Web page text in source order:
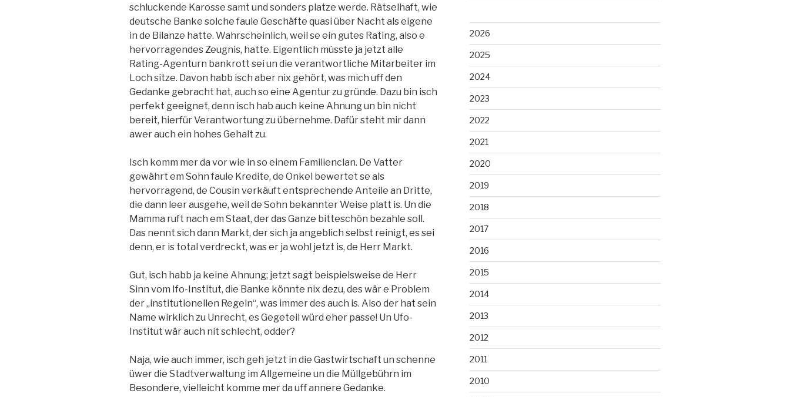
schluckende Karosse samt und sonders platze werde. Rätselhaft, wie
deutsche Banke solche faule Geschäfte quasi über Nacht als eigene
in de Bilanze hatte. Wahrscheinlich, weil se ein gutes Rating, also e
hervorragendes Zeugnis, hatte. Eigentlich müsste ja jetzt alle
Rating-Agenturn bankrott sei un die verantwortliche Mitarbeiter im
Loch sitze. Davon habb isch aber nix gehört, was mich uff den
Gedanke gebracht hat, auch so eine Agentur zu gründe. Dazu bin isch
perfekt geeignet, denn isch hab auch keine Ahnung un bin nicht
bereit, hierfür Verantwortung zu übernehme. Dafür steht mir dann
awer auch ein hohes Gehalt zu.
Isch komm mer da vor wie in so einem Familienclan. De Vatter
gewährt em Sohn faule Kredite, de Onkel bewertet se als
hervorragend, de Cousin verkäuft entsprechende Anteile an Dritte,
die dann leer ausgehe, weil de Sohn bekannter Weise platt is. Un die
Mamma ruft nach em Staat, der das Ganze bitteschön bezahle soll.
Das nennt sich dann Markt, der sich ja angeblich selbst reinigt, es sei
denn, er is total verdreckt, was er ja wohl jetzt is, de Herr Markt.
Gut, isch habb ja keine Ahnung; jetzt sagt beispielsweise de Herr
Sinn vom Ifo-Institut, die Banke könnte nix dezu, des wär e Problem
der „institutionellen Regeln“, was immer des auch is. Also der hat sein
Name wirklich zu Unrecht, es Gegeteil würd eher passe! Un Ufo-
Institut wär auch nit schlecht, odder?
Naja, wie auch immer, isch geh jetzt in die Gastwirtschaft un schenne
üwer die Stadtverwaltung im Allgemeine un die Müllgebührn im
Besondere, vielleicht komme mer da uff annere Gedanke.
2026
2025
2024
2023
2022
2021
2020
2019
2018
2017
2016
2015
2014
2013
2012
2011
2010